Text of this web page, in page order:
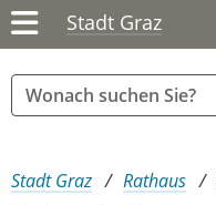
Stadt Graz
Sie sind hier:
Stadt Graz Rathaus